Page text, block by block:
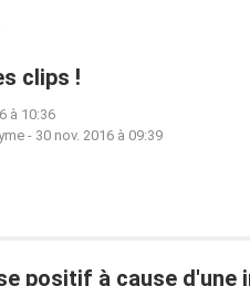
clips !
à 10:36
- 30 nov. 2016 à 09:39
positif à cause d'une